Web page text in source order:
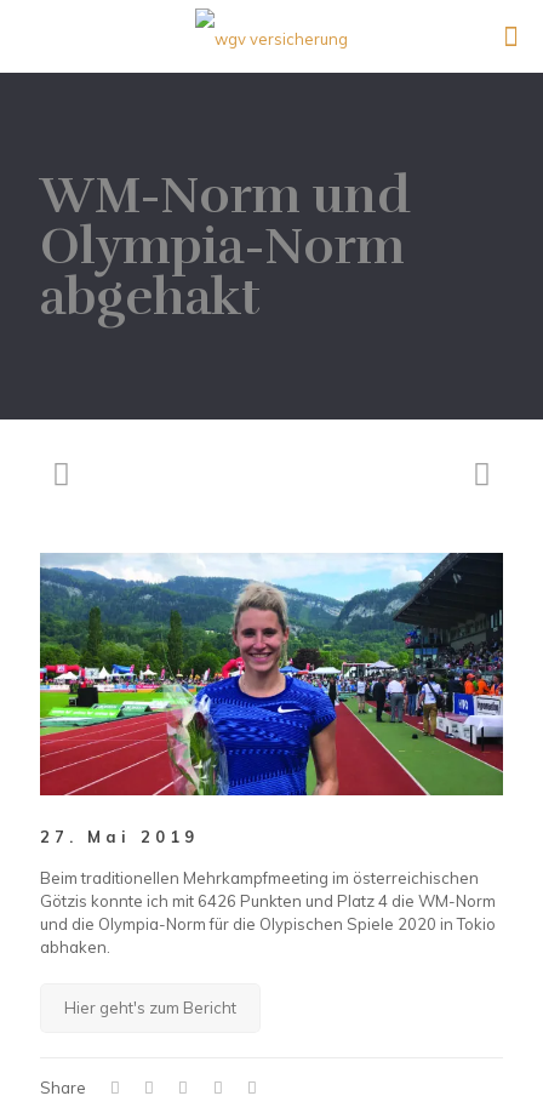
WM-Norm und
Olympia-Norm
abgehakt
27. Mai 2019
Beim traditionellen Mehrkampfmeeting im österreichischen
Götzis konnte ich mit 6426 Punkten und Platz 4 die WM-Norm
und die Olympia-Norm für die Olypischen Spiele 2020 in Tokio
abhaken.
Hier geht's zum Bericht
Share